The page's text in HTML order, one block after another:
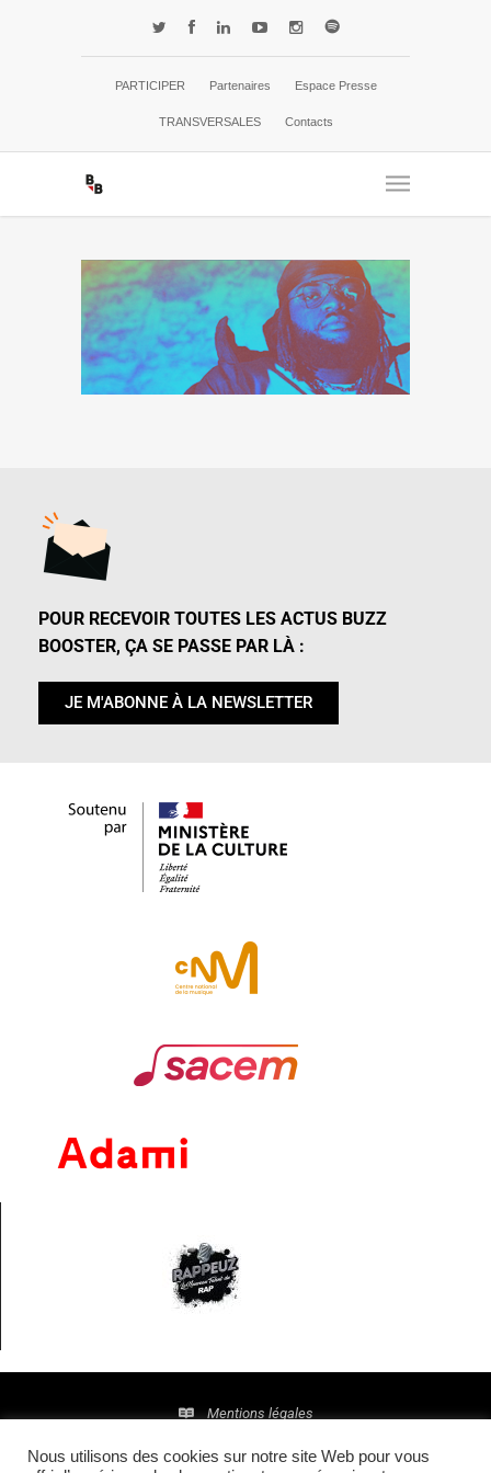
PARTICIPER Partenaires Espace Presse
TRANSVERSALES Contacts
POUR RECEVOIR TOUTES LES ACTUS BUZZ
BOOSTER, ÇA SE PASSE PAR LÀ :
JE M'ABONNE À LA NEWSLETTER
Mentions légales
Politique de confidentialité
Nous utilisons des cookies sur notre site Web pour vous